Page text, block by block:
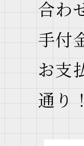
合わ
手付
お支
通り！